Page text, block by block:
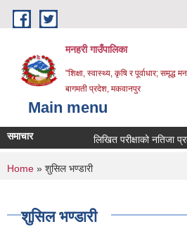
Skip to main content
मनहरी गाउँपालिका
"शिक्षा, स्वास्थ्य, कृषि र पूर्वाधार; समृद्ध
बागमती प्रदेश, मकवानपुर
Main menu
समाचार लिखित परीक्षाको नतिजा
You are here
Home » शुसिल भण्डारी
शुसिल भण्डारी